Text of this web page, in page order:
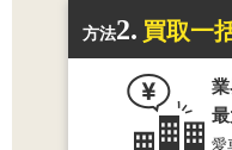
方法2. 買取一
愛